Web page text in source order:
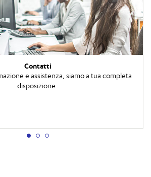
Contatti
e assistenza, siamo a tua completa
disposizione.